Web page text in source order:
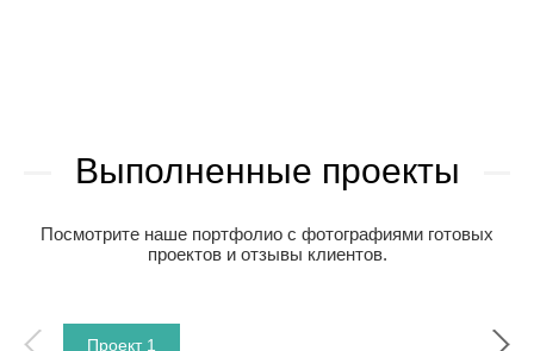
Выполненные проекты
Посмотрите наше портфолио с фотографиями готовых
проектов и отзывы клиентов.
Проект 1